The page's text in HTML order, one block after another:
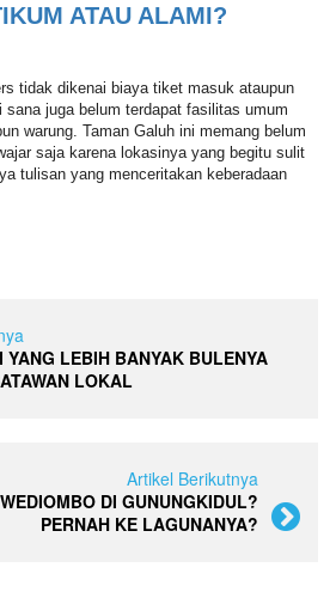
ATAU ALAMI?
tidak dikenai biaya tiket masuk ataupun
sana juga belum terdapat fasilitas umum
warung. Taman Galuh ini memang belum
saja karena lokasinya yang begitu sulit
tulisan yang menceritakan keberadaan
YANG LEBIH BANYAK BULENYA
LOKAL
Artikel Berikutnya
DI GUNUNGKIDUL?
PERNAH KE LAGUNANYA?